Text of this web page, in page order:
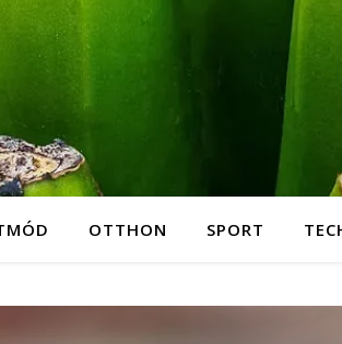
OTTHON SPORT